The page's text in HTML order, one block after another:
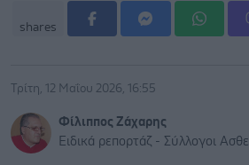
shares
Τρίτη, 12 Μαΐου 2026, 16:55
Φίλιππος Ζάχαρης
Ειδικά ρεπορτάζ - Σύλλογοι